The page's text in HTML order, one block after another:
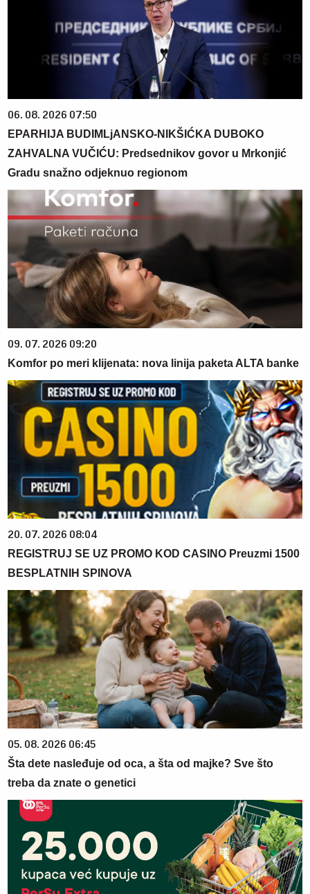
06. 08. 2026 07:50
EPARHIJA BUDIMLjANSKO-NIKŠIĆKA DUBOKO
ZAHVALNA VUČIĆU: Predsednikov govor u Mrkonjić
Gradu snažno odjeknuo regionom
09. 07. 2026 09:20
Komfor po meri klijenata: nova linija paketa ALTA banke
20. 07. 2026 08:04
REGISTRUJ SE UZ PROMO KOD CASINO Preuzmi 1500
BESPLATNIH SPINOVA
05. 08. 2026 06:45
Šta dete nasleđuje od oca, a šta od majke? Sve što
treba da znate o genetici